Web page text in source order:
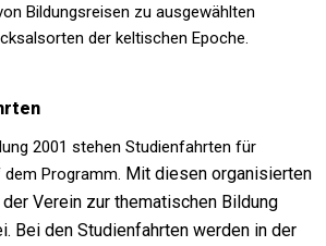
Bildungsreisen zu ausgewählten
der keltischen Epoche.
2001 stehen Studienfahrten für
Programm. Mit diesen organisierten
Verein zur thematischen Bildung
Bei den Studienfahrten werden in der